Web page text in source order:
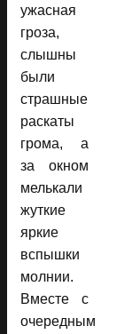
ужасная
гроза,
слышны
были
страшные
раскаты
грома, а
за окном
мелькали
жуткие
яркие
вспышки
молнии.
Вместе с
очередным